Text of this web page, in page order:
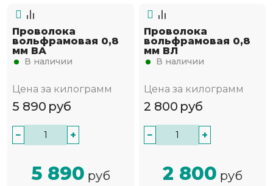
Проволока
вольфрамовая 0,8
мм ВА
В наличии
Цена за килограмм
5 890 руб
− +
5 890 руб
Проволока
вольфрамовая 0,8
мм ВЛ
В наличии
Цена за килограмм
2 800 руб
− +
2 800 руб